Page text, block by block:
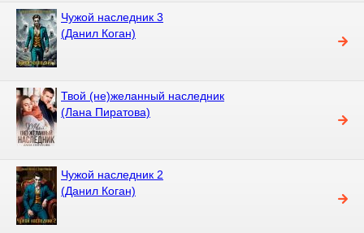
Чужой наследник 3
(Данил Коган)
Твой (не)желанный наследник
(Лана Пиратова)
Чужой наследник 2
(Данил Коган)